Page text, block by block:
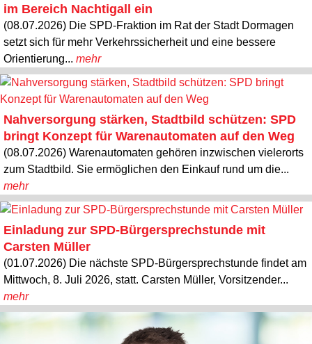
im Bereich Nachtigall ein
(08.07.2026) Die SPD-Fraktion im Rat der Stadt Dormagen
setzt sich für mehr Verkehrssicherheit und eine bessere
Orientierung... mehr
Nahversorgung stärken, Stadtbild schützen: SPD
bringt Konzept für Warenautomaten auf den Weg
(08.07.2026) Warenautomaten gehören inzwischen vielerorts
zum Stadtbild. Sie ermöglichen den Einkauf rund um die...
mehr
Einladung zur SPD-Bürgersprechstunde mit
Carsten Müller
(01.07.2026) Die nächste SPD-Bürgersprechstunde findet am
Mittwoch, 8. Juli 2026, statt. Carsten Müller, Vorsitzender...
mehr